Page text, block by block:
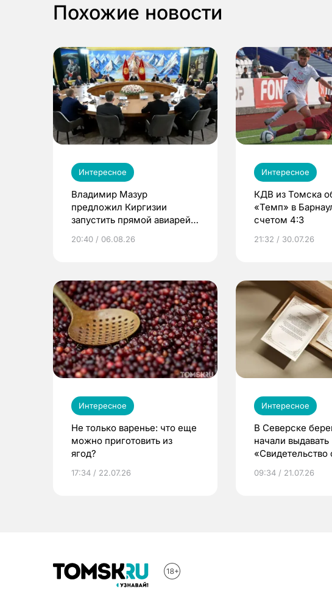
Похожие новости
Интересное
Владимир Мазур
предложил Киргизии
запустить прямой авиарейс
20:40 / 06.08.26
Интересное
КДВ из Томска
«Темп» в
счетом 4:3
21:32 / 30.07.26
Интересное
Не только варенье: что еще
можно приготовить из
ягод?
17:34 / 22.07.26
Интересное
В Северске
начали выдавать
«Свидетельство
09:34 / 21.07.26